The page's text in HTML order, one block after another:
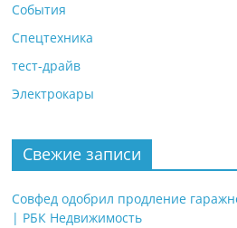
События
Спецтехника
тест-драйв
Электрокары
Свежие записи
Совфед одобрил продление
| РБК Недвижимость